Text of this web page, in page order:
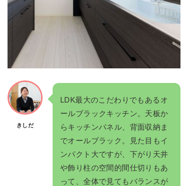
きしだ
LDK最大のこだわりでもあるオ
ールブラックキッチン。天板か
らキッチンパネル、背面収納ま
でオールブラック。見た目もイ
ンパクト大ですが、下がり天井
や飾り柱の空間的間仕切りもあ
って、全体で見てもバランスが